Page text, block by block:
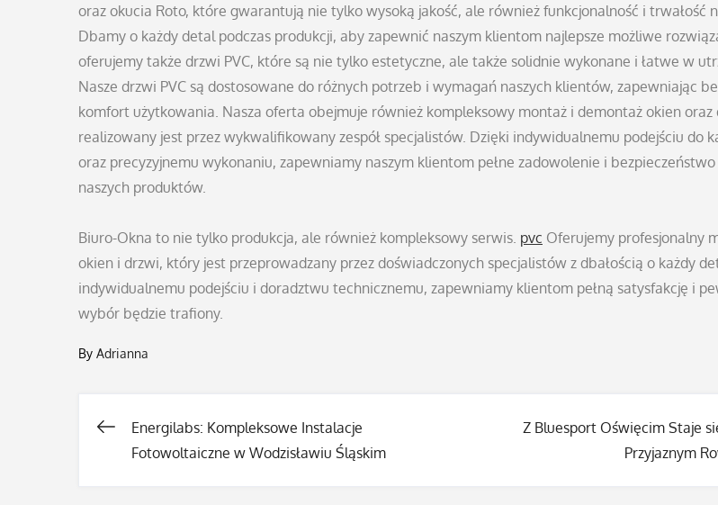
oraz okucia Roto, które gwarantują nie tylko wysoką jakość, ale również funkcjonalność i trwałość
Dbamy o każdy detal podczas produkcji, aby zapewnić naszym klientom najlepsze możliwe
oferujemy także drzwi PVC, które są nie tylko estetyczne, ale także solidnie wykonane i łatwe w
Nasze drzwi PVC są dostosowane do różnych potrzeb i wymagań naszych klientów, zapewniając
komfort użytkowania. Nasza oferta obejmuje również kompleksowy montaż i demontaż okien
realizowany jest przez wykwalifikowany zespół specjalistów. Dzięki indywidualnemu podejściu do
oraz precyzyjnemu wykonaniu, zapewniamy naszym klientom pełne zadowolenie i
naszych produktów.
Biuro-Okna to nie tylko produkcja, ale również kompleksowy serwis. pvc Oferujemy profesjonalny
okien i drzwi, który jest przeprowadzany przez doświadczonych specjalistów z dbałością o każdy
indywidualnemu podejściu i doradztwu technicznemu, zapewniamy klientom pełną satysfakcję i
wybór będzie trafiony.
By Adrianna
Nawigacja
Energilabs: Kompleksowe Instalacje
Fotowoltaiczne w Wodzisławiu Śląskim
Z Bluesport Oświęcim Staje
Przyjaznym